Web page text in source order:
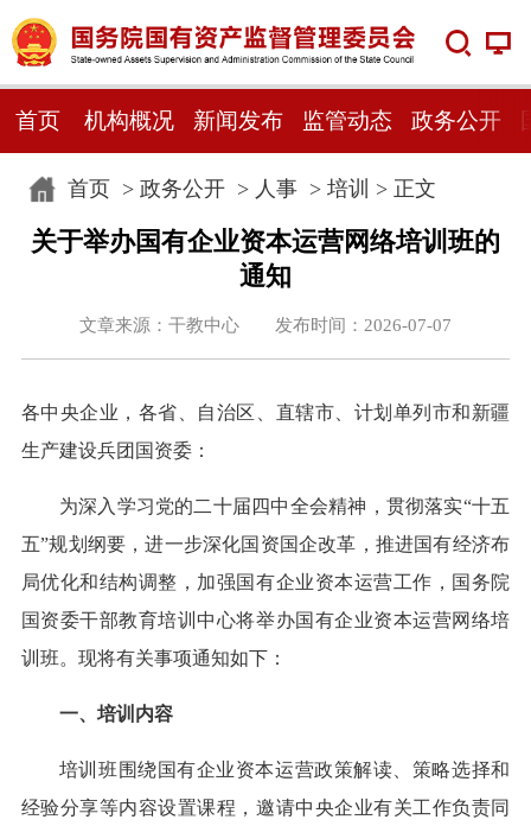
首页 机构概况 新闻发布 监管动态 政务公开
首页> 政务公开> 人事> 培训 > 正文
关于举办国有企业资本运营网络培训班的
通知
文章来源：干教中心 发布时间：2026-07-07
各中央企业，各省、自治区、直辖市、计划单列市和新疆
生产建设兵团国资委：
为深入学习党的二十届四中全会精神，贯彻落实“十五
五”规划纲要，进一步深化国资国企改革，推进国有经济布
局优化和结构调整，加强国有企业资本运营工作，国务院
国资委干部教育培训中心将举办国有企业资本运营网络培
训班。现将有关事项通知如下：
一、培训内容
培训班围绕国有企业资本运营政策解读、策略选择和
经验分享等内容设置课程，邀请中央企业有关工作负责同